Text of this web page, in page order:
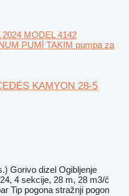
2024 MODEL 4142
PUMİ TAKIM pumpa za
KAMYON 28-5
Gorivo dizel Ogibljenje
4 sekcije, 28 m, 28 m3/č
Tip pogona stražnji pogon